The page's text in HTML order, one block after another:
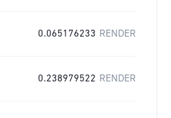
0.065176233 RENDER
0.238979522 RENDER